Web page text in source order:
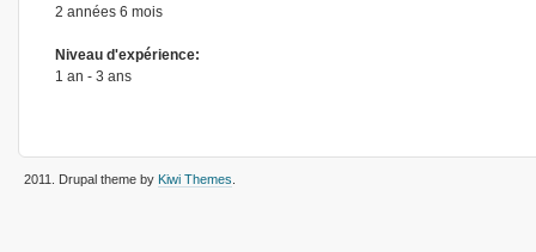
2 années 6 mois
Niveau d'expérience:
1 an - 3 ans
2011 . Drupal theme by Kiwi Themes